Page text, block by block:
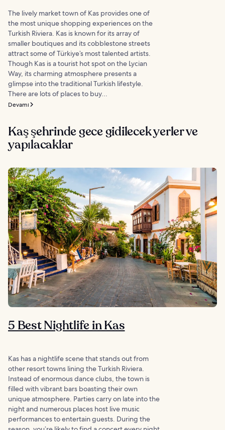
The lively market town of Kas provides one of
the most unique shopping experiences on the
Turkish Riviera. Kas is known for its array of
smaller boutiques and its cobblestone streets
attract some of Türkiye’s most talented artists.
Though Kas is a tourist hot spot on the Lycian
Way, its charming atmosphere presents a
glimpse into the traditional Turkish lifestyle.
There are lots of places to buy...
Devamı
Kaş şehrinde gece gidilecek yerler ve
yapılacaklar
5 Best Nightlife in Kas
Kas has a nightlife scene that stands out from
other resort towns lining the Turkish Riviera.
Instead of enormous dance clubs, the town is
filled with vibrant bars boasting their own
unique atmosphere. Parties carry on late into the
night and numerous places host live music
performances to entertain guests. During the